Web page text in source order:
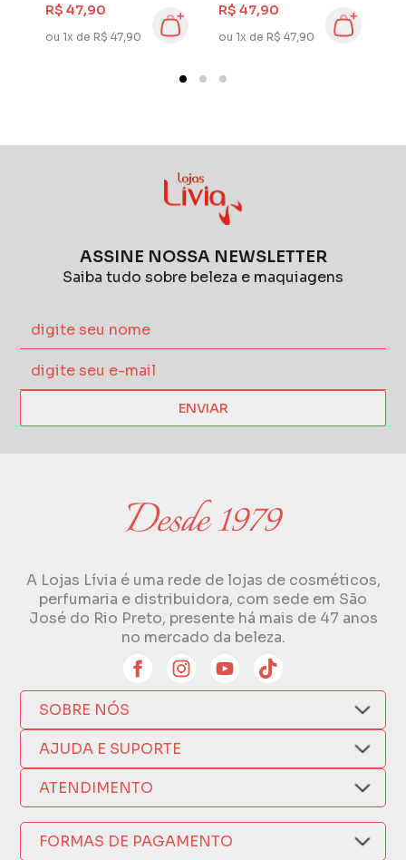
R$ 47,90
ou 1x de R$ 47,90
R$ 47,90
ou 1x de R$ 47,90
ASSINE NOSSA NEWSLETTER
Saiba tudo sobre beleza e maquiagens
ENVIAR
A Lojas Lívia é uma rede de lojas de cosméticos,
perfumaria e distribuidora, com sede em São
José do Rio Preto, presente há mais de 47 anos
no mercado da beleza.
SOBRE NÓS
Quem Somos
Compra Segura
Como Comprar
Nossas Lojas
Política de Privacidade
AJUDA E SUPORTE
Nosso Aplicativo
Trocas e Devoluções
Formas de Pagamento
Fretes e Entregas
ATENDIMENTO
Fale por WhatsApp
(17) 3209-9595
FORMAS DE PAGAMENTO